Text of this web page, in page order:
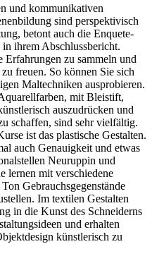
und kommunikativen
sind perspektivisch
betont auch die Enquete-
ihrem Abschlussbericht.
Erfahrungen zu sammeln und
freuen. So können Sie sich
Maltechniken ausprobieren.
mit Bleistift,
auszudrücken und
schaffen, sind sehr vielfältig.
ist das plastische Gestalten.
auch Genauigkeit und etwas
Neuruppin und
lernen mit verschiedene
Gebrauchsgegenstände
Im textilen Gestalten
in die Kunst des Schneiderns
und erhalten
künstlerisch zu